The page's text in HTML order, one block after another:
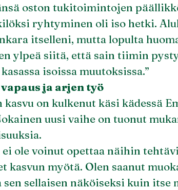
oston tukitoimintojen
ryhtyminen oli iso hetki.
itselleni, mutta lopulta
ylpeä siitä, että sain tiimin
isoissa muutoksissa.”
ja arjen työ
kasvu on kulkenut käsi kädessä
uusi vaihe on tuonut
ei ole voinut opettaa näihin
kasvun myötä. Olen saanut
sen sellaisen näköiseksi kuin itse